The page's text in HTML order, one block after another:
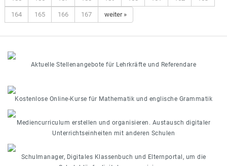
164 165 166 167 weiter »
Aktuelle Stellenangebote für Lehrkräfte und Referendare
Kostenlose Online-Kurse für Mathematik und englische Grammatik
Mediencurriculum erstellen und organisieren. Austausch digitaler
Unterrichtseinheiten mit anderen Schulen
Schulmanager, Digitales Klassenbuch und Elternportal, um die